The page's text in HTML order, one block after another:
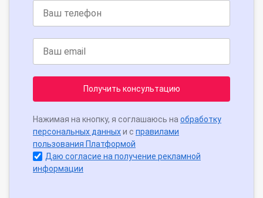
Получить консультацию
Нажимая на кнопку, я соглашаюсь на обработку
персональных данныхи с правилами
пользования Платформой
Даю согласие на получение рекламной
информации